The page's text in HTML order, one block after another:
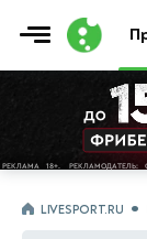
LIVESPORT.RU